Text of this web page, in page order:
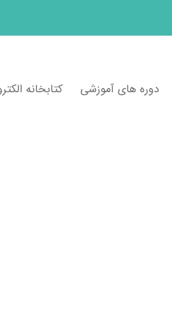
دوره های آموزشی کتابخانه